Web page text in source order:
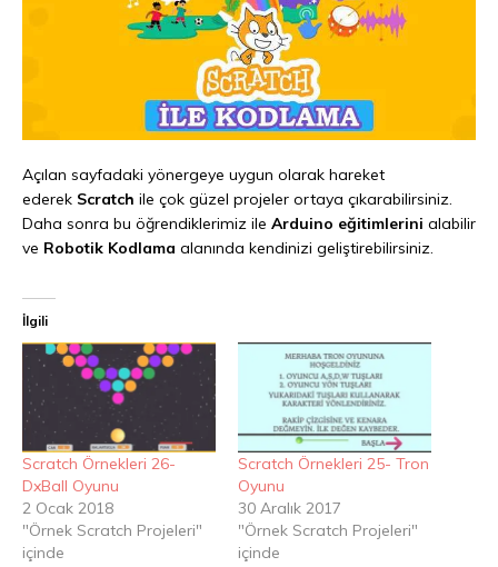
Açılan sayfadaki yönergeye uygun olarak hareket
ederek Scratch ile çok güzel projeler ortaya çıkarabilirsiniz.
Daha sonra bu öğrendiklerimiz ile Arduino eğitimlerini alabilir
ve Robotik Kodlama alanında kendinizi geliştirebilirsiniz.
İlgili
Scratch Örnekleri 26-
DxBall Oyunu
2 Ocak 2018
"Örnek Scratch Projeleri"
içinde
Scratch Örnekleri 25- Tron
Oyunu
30 Aralık 2017
"Örnek Scratch Projeleri"
içinde